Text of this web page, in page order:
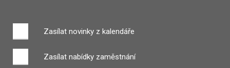
Zasílat novinky z kalendáře
Zasílat nabídky zaměstnání